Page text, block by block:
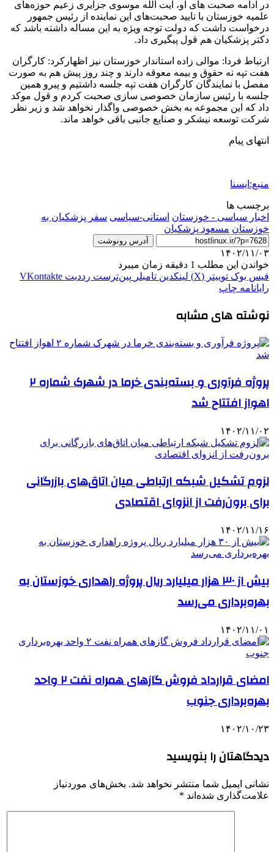
در ادامه صحبت های او، آیت الله موسوی جزایری زعیم حوزه‌های
علمیه خوزستان با تایید صحبت‌های این نماینده از رئیس جمهور
درخواست داشت که دولت توجه ویژه به این مساله داشته باشد که
دکتر پزشکیان هم قول پیگیری داد.
ارتباط فردا: موالی زاده استاندار خوزستان نیز اظهارکرد: کارگران
هفت تپه نه حقوق و بیمه معوقه دارند و چند روز پیش هم به صورت
مفصل با نمایندگان کارگران هفت تپه جلسه داشتیم و پیرو همین
جلسه با رئیس سازمان خصوصی سازی صحبت کردم و قول موکد
داد که این مجموعه به بخش خصوصی واگذار نخواهد شد و زیر نظر
شرکت توسعه نیشکر و صنایع جانبی باقی خواهد ماند.
انتهای پیام
منبع:ایسنا
برچسب ها
اخبار سیاسی - خوزستان استانی-سیاسی سفر پزشکیان به
خوزستان مسعود پزشکیان
آدرس رونوشت
۱۴۰۲/۱۱/۰۳
خواندن این مطلب 1 دقیقه زمان میبرد
فیس بوک توییتر (X) لینکدین ‫تامبلر ‫پین‌ترست ‫رددیت ‫VKontakte
رایانامه چاپ
نوشته های مشابه
پروژه فرآوری و بسته‌بندی خرما در شهرک شماره ۲
اهواز افتتاح شد
۱۴۰۲/۱۱/۰۲
لزوم تشکیل شبکه ارتباطی میان اتاق‌های بازرگانی
برای برون‌رفت از انزوای اقتصادی
۱۴۰۲/۱۱/۱۶
بیش از ۳۰ هزار میلیارد ریال پروژه راهداری خوزستان به
بهره‌برداری می‌رسد
۱۴۰۲/۱۱/۰۱
امضای قرارداد فروش گازهای همراه نفت ۲ واحد
بهره‌برداری جنوب
۱۴۰۲/۱۰/۲۳
دیدگاهتان را بنویسید
نشانی ایمیل شما منتشر نخواهد شد. بخش‌های موردنیاز
علامت‌گذاری شده‌اند *